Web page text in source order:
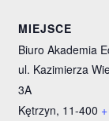
MIEJSCE
Biuro Akademia
ul. Kazimierza
3A
Kętrzyn, 11-400